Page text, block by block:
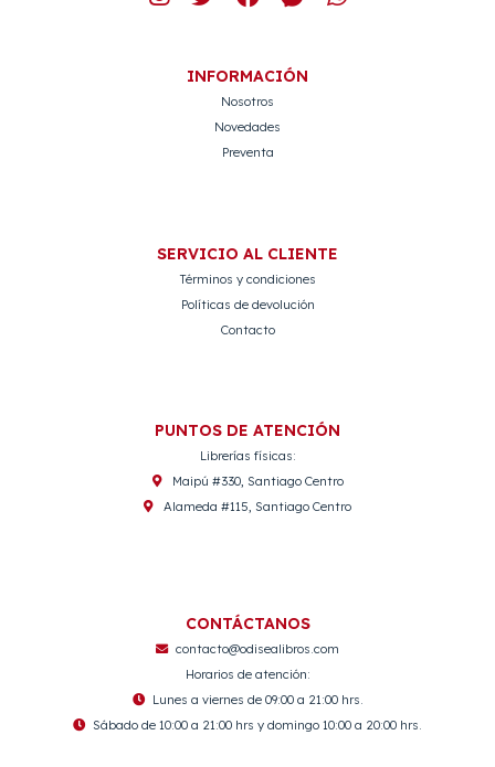
INFORMACIÓN
Nosotros
Novedades
Preventa
SERVICIO AL CLIENTE
Términos y condiciones
Políticas de devolución
Contacto
PUNTOS DE ATENCIÓN
Librerías físicas:
Maipú #330, Santiago Centro
Alameda #115, Santiago Centro
CONTÁCTANOS
contacto@odisealibros.com
Horarios de atención:
Lunes a viernes de 09:00 a 21:00 hrs.
Sábado de 10:00 a 21:00 hrs y domingo 10:00 a 20:00 hrs.